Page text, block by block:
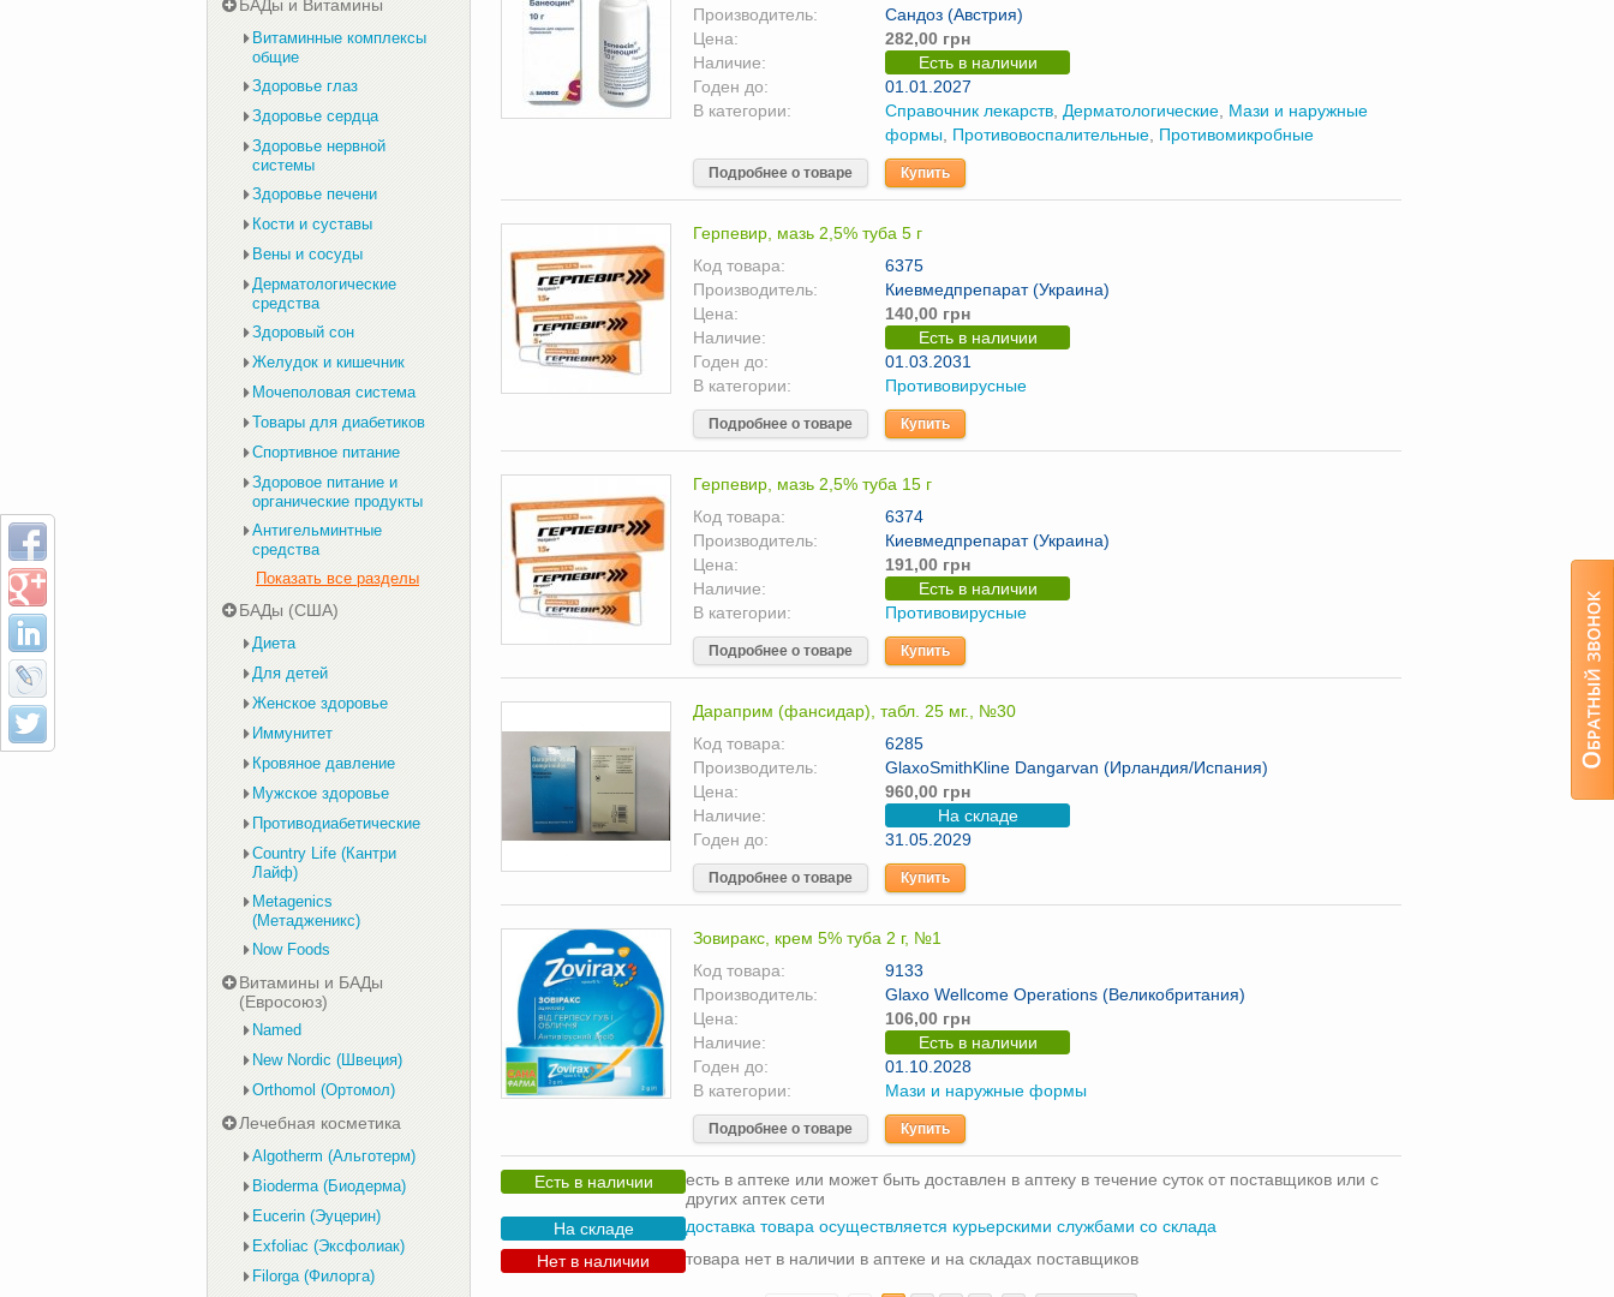
Производитель:
Сандоз (Австрия)
Цена:
282,00 грн
Наличие:
Есть в наличии
Годен до:
01.01.2027
В категории:
Справочник лекарств Дерматологические Мази и наружные
формы Противовоспалительные Противомикробные
Подробнее о товаре Купить
Герпевир, мазь 2,5% туба 5 г
Код товара:
6375
Производитель:
Киевмедпрепарат (Украина)
Цена:
140,00 грн
Наличие:
Есть в наличии
Годен до:
01.03.2031
В категории:
Противовирусные
Подробнее о товаре Купить
Герпевир, мазь 2,5% туба 15 г
Код товара:
6374
Производитель:
Киевмедпрепарат (Украина)
Цена:
191,00 грн
Наличие:
Есть в наличии
В категории:
Противовирусные
Подробнее о товаре Купить
Дараприм (фансидар), табл. 25 мг., №30
Код товара:
6285
Производитель:
GlaxoSmithKline Dangarvan (Ирландия/Испания)
Цена:
960,00 грн
Наличие:
На складе
Годен до:
31.05.2029
Подробнее о товаре Купить
Зовиракс, крем 5% туба 2 г, №1
Код товара:
9133
Производитель:
Glaxo Wellcome Operations (Великобритания)
Цена:
106,00 грн
Наличие:
Есть в наличии
Годен до:
01.10.2028
В категории:
Мази и наружные формы
Подробнее о товаре Купить
Есть в наличии
есть в аптеке или может быть доставлен в аптеку в течение суток от поставщиков или с
других аптек сети
На складе
доставка товара осуществляется курьерскими службами со склада
Нет в наличии
товара нет в наличии в аптеке и на складах поставщиков
БАДы и Витамины
Витаминные комплексы
общие
Здоровье глаз
Здоровье сердца
Здоровье нервной
системы
Здоровье печени
Кости и суставы
Вены и сосуды
Дерматологические
средства
Здоровый сон
Желудок и кишечник
Мочеполовая система
Товары для диабетиков
Спортивное питание
Здоровое питание и
органические продукты
Антигельминтные
средства
Показать все разделы
БАДы (США)
Диета
Для детей
Женское здоровье
Иммунитет
Кровяное давление
Мужское здоровье
Противодиабетические
Country Life (Кантри
Лайф)
Metagenics
(Метадженикс)
Now Foods
Витамины и БАДы
(Евросоюз)
Named
New Nordic (Швеция)
Orthomol (Ортомол)
Лечебная косметика
Algotherm (Альготерм)
Bioderma (Биодерма)
Eucerin (Эуцерин)
Exfoliac (Эксфолиак)
Filorga (Филорга)